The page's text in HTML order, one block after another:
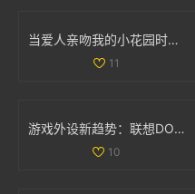
当爱人亲吻我的小花园时，他对我的爱意有多深厚呢
11
游戏外设新趋势：联想DOU小助手深度解析与功能体验
10